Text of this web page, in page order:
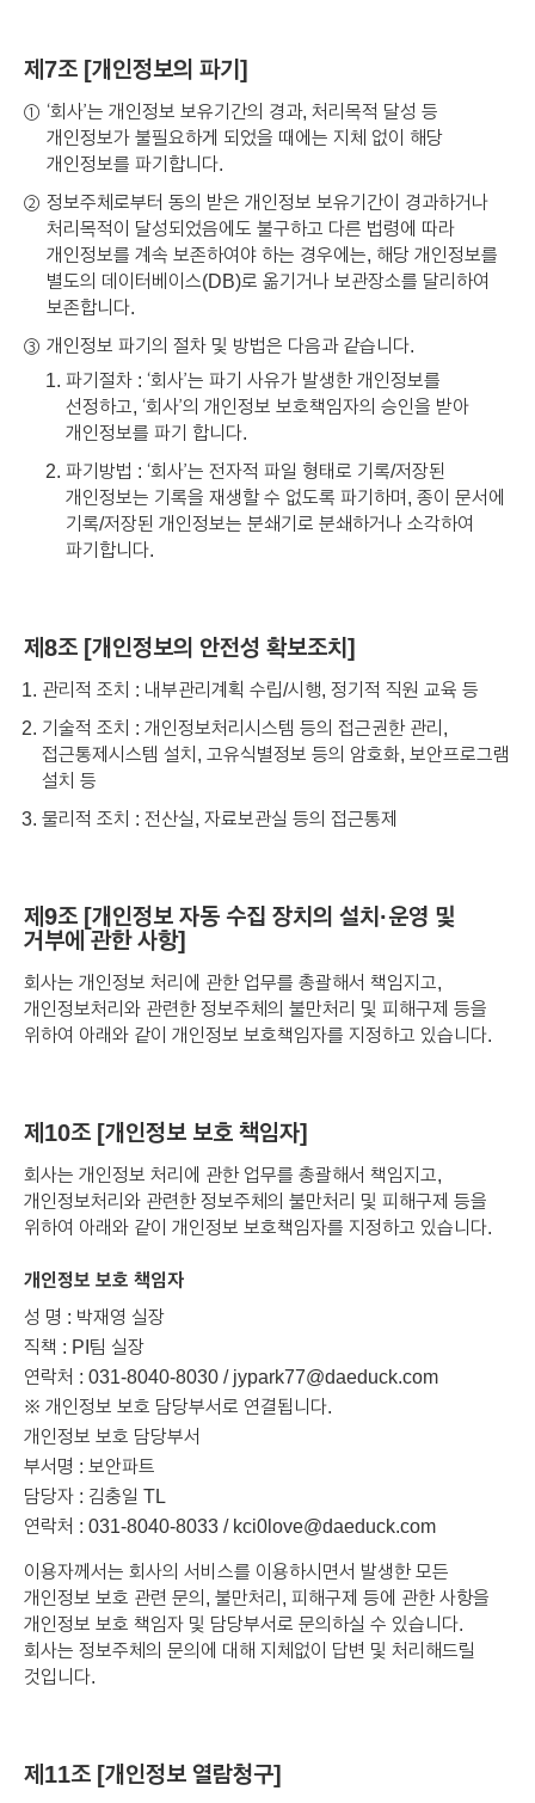
제7조 [개인정보의 파기]
① ‘회사’는 개인정보 보유기간의 경과, 처리목적 달성 등
개인정보가 불필요하게 되었을 때에는 지체 없이 해당
개인정보를 파기합니다.
② 정보주체로부터 동의 받은 개인정보 보유기간이 경과하거나
처리목적이 달성되었음에도 불구하고 다른 법령에 따라
개인정보를 계속 보존하여야 하는 경우에는, 해당 개인정보를
별도의 데이터베이스(DB)로 옮기거나 보관장소를 달리하여
보존합니다.
③ 개인정보 파기의 절차 및 방법은 다음과 같습니다.
파기절차 : ‘회사’는 파기 사유가 발생한 개인정보를
선정하고, ‘회사’의 개인정보 보호책임자의 승인을 받아
개인정보를 파기 합니다.
파기방법 : ‘회사’는 전자적 파일 형태로 기록/저장된
개인정보는 기록을 재생할 수 없도록 파기하며, 종이 문서에
기록/저장된 개인정보는 분쇄기로 분쇄하거나 소각하여
파기합니다.
제8조 [개인정보의 안전성 확보조치]
관리적 조치 : 내부관리계획 수립/시행, 정기적 직원 교육 등
기술적 조치 : 개인정보처리시스템 등의 접근권한 관리,
접근통제시스템 설치, 고유식별정보 등의 암호화, 보안프로그램
설치 등
물리적 조치 : 전산실, 자료보관실 등의 접근통제
제9조 [개인정보 자동 수집 장치의 설치·운영 및
거부에 관한 사항]
회사는 개인정보 처리에 관한 업무를 총괄해서 책임지고,
개인정보처리와 관련한 정보주체의 불만처리 및 피해구제 등을
위하여 아래와 같이 개인정보 보호책임자를 지정하고 있습니다.
제10조 [개인정보 보호 책임자]
회사는 개인정보 처리에 관한 업무를 총괄해서 책임지고,
개인정보처리와 관련한 정보주체의 불만처리 및 피해구제 등을
위하여 아래와 같이 개인정보 보호책임자를 지정하고 있습니다.
개인정보 보호 책임자
성 명 : 박재영 실장
직책 : PI팀 실장
연락처 : 031-8040-8030 / jypark77@daeduck.com
※ 개인정보 보호 담당부서로 연결됩니다.
개인정보 보호 담당부서
부서명 : 보안파트
담당자 : 김충일 TL
연락처 : 031-8040-8033 / kci0love@daeduck.com
이용자께서는 회사의 서비스를 이용하시면서 발생한 모든
개인정보 보호 관련 문의, 불만처리, 피해구제 등에 관한 사항을
개인정보 보호 책임자 및 담당부서로 문의하실 수 있습니다.
회사는 정보주체의 문의에 대해 지체없이 답변 및 처리해드릴
것입니다.
제11조 [개인정보 열람청구]